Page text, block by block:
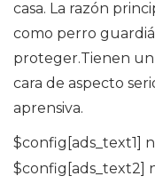
casa. La razón
como perro
proteger.Tienen
cara de aspecto
aprensiva.
$config[ads_text1]
$config[ads_text2]